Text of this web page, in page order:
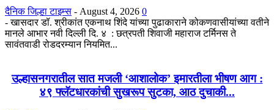
दैनिक जिल्हा टाइम्स - August 4, 2026 0
- खासदार डॉ. श्रीकांत एकनाथ शिंदे यांच्या पुढाकाराने कोकणवासीयांच्या वतीने
मानले आभार नवी दिल्ली दि. ४ : छत्रपती शिवाजी महाराज टर्मिनस ते
सावंतवाडी रोडदरम्यान नियमित...
उल्हासनगरातील सात मजली ‘आशालोक’ इमारतीला भीषण आग :
४९ फ्लॅटधारकांची सुखरूप सुटका, आठ दुचाकी...